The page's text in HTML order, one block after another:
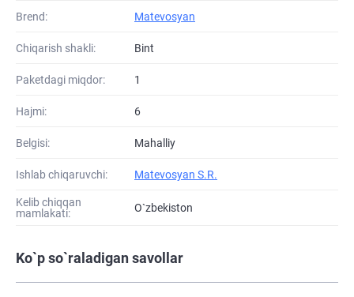
Brend: Matevosyan
Chiqarish shakli: Bint
Paketdagi miqdor: 1
Hajmi: 6
Belgisi: Mahalliy
Ishlab chiqaruvchi: Matevosyan S.R.
Kelib chiqqan
mamlakati:
O`zbekiston
Ko`p so`raladigan savollar